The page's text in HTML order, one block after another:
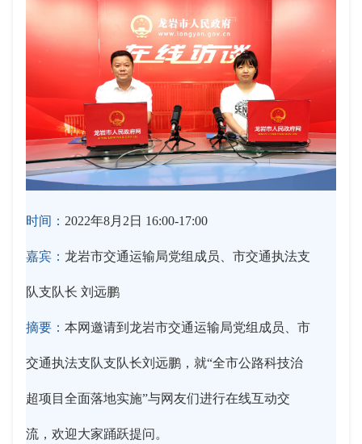
时间： 2022年8月2日 16:00-17:00
嘉宾： 龙岩市交通运输局党组成员、市交通执法支
队支队长 刘远鹏
摘要： 本网邀请到龙岩市交通运输局党组成员、市
交通执法支队支队长刘远鹏，就“全市公路科技治
超项目全面落地实施”与网友们进行在线互动交
流，欢迎大家踊跃提问。